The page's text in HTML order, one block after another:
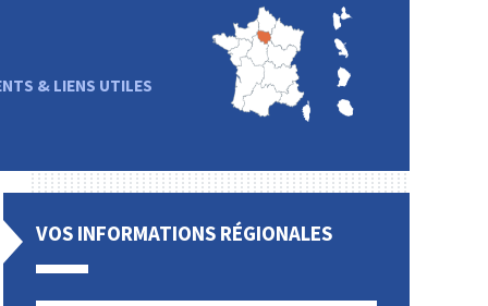
& LIENS UTILES
VOS INFORMATIONS RÉGIONALES